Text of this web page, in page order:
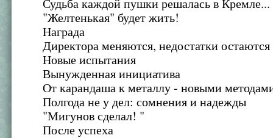
Судьба каждой пушки решалась в Кремле...
"Желтенькая" будет жить!
Награда
Директора меняются, недостатки остаются
Новые испытания
Вынужденная инициатива
От карандаша к металлу - новыми
Полгода не у дел: сомнения и надежды
"Мигунов сделал! "
После успеха